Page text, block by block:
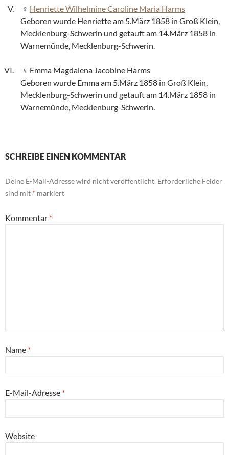
Henriette Wilhelmine Caroline Maria Harms
Geboren wurde Henriette am 5.März 1858 in Groß Klein,
Mecklenburg-Schwerin und getauft am 14.März 1858 in
Warnemünde, Mecklenburg-Schwerin.
Emma Magdalena Jacobine Harms
Geboren wurde Emma am 5.März 1858 in Groß Klein,
Mecklenburg-Schwerin und getauft am 14.März 1858 in
Warnemünde, Mecklenburg-Schwerin.
SCHREIBE EINEN KOMMENTAR
Deine E-Mail-Adresse wird nicht veröffentlicht. Erforderliche Felder
sind mit * markiert
Kommentar *
Name *
E-Mail-Adresse *
Website